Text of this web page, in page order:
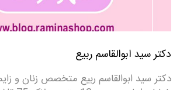
دکتر سید ابوالقاسم ربیع
دکتر سید ابوالقاسم ربیع متخصص زنان و